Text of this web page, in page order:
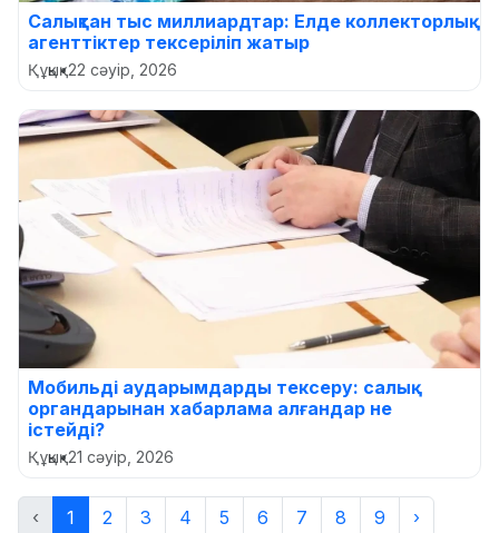
Салықтан тыс миллиардтар: Елде коллекторлық
агенттіктер тексеріліп жатыр
Құқық•22 сәуір, 2026
Мобильді аударымдарды тексеру: салық
органдарынан хабарлама алғандар не
істейді?
Құқық•21 сәуір, 2026
‹ 1 2 3 4 5 6 7 8 9 ›